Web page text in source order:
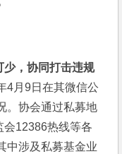
少，协同打击违规
4月9日在其微信公
。协会通过私募地
会12386热线等各
中涉及私募基金业